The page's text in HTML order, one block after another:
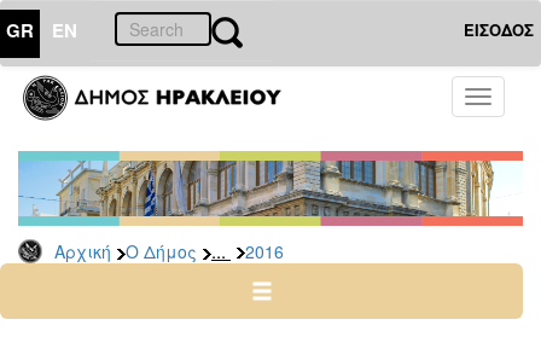
GR EN ΕΙΣΟΔΟΣ
Toggle
Αρχική Ο Δήμος ... 2016
ΔΗΜΟΣ
Προσλήψεις
Αρχείο
2026
2025